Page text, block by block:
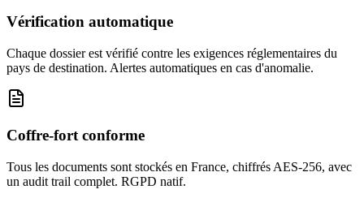
Vérification automatique
Chaque dossier est vérifié contre les exigences réglementaires du
pays de destination. Alertes automatiques en cas d'anomalie.
Coffre-fort conforme
Tous les documents sont stockés en France, chiffrés AES-256, avec
un audit trail complet. RGPD natif.